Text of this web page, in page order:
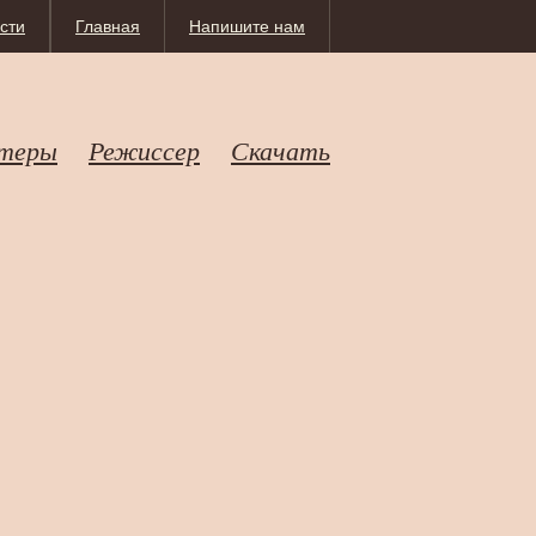
Напишите нам
Главная
Режиссер Скачать